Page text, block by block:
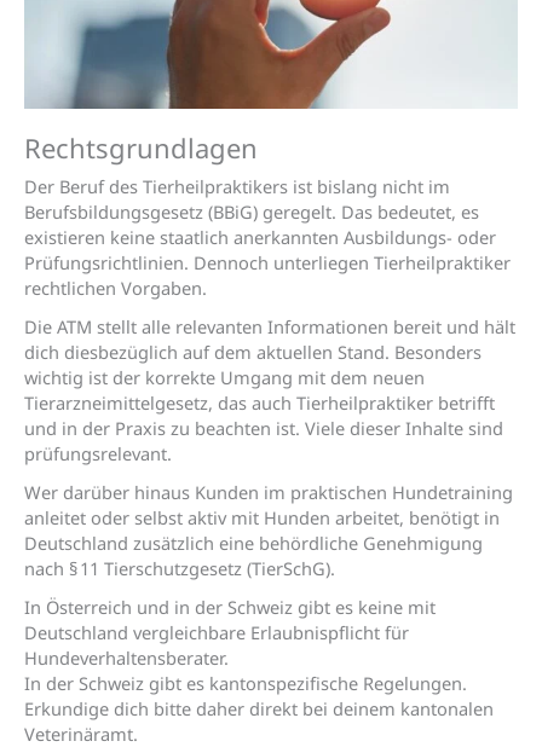
Rechtsgrundlagen
Der Beruf des Tierheilpraktikers ist bislang nicht im
Berufsbildungsgesetz (BBiG) geregelt. Das bedeutet, es
existieren keine staatlich anerkannten Ausbildungs- oder
Prüfungsrichtlinien. Dennoch unterliegen Tierheilpraktiker
rechtlichen Vorgaben.
Die ATM stellt alle relevanten Informationen bereit und hält
dich diesbezüglich auf dem aktuellen Stand. Besonders
wichtig ist der korrekte Umgang mit dem neuen
Tierarzneimittelgesetz, das auch Tierheilpraktiker betrifft
und in der Praxis zu beachten ist. Viele dieser Inhalte sind
prüfungsrelevant.
Wer darüber hinaus Kunden im praktischen Hundetraining
anleitet oder selbst aktiv mit Hunden arbeitet, benötigt in
Deutschland zusätzlich eine behördliche Genehmigung
nach § 11 Tierschutzgesetz (TierSchG).
In Österreich und in der Schweiz gibt es keine mit
Deutschland vergleichbare Erlaubnispflicht für
Hundeverhaltensberater.
In der Schweiz gibt es kantonspezifische Regelungen.
Erkundige dich bitte daher direkt bei deinem kantonalen
Veterinäramt.